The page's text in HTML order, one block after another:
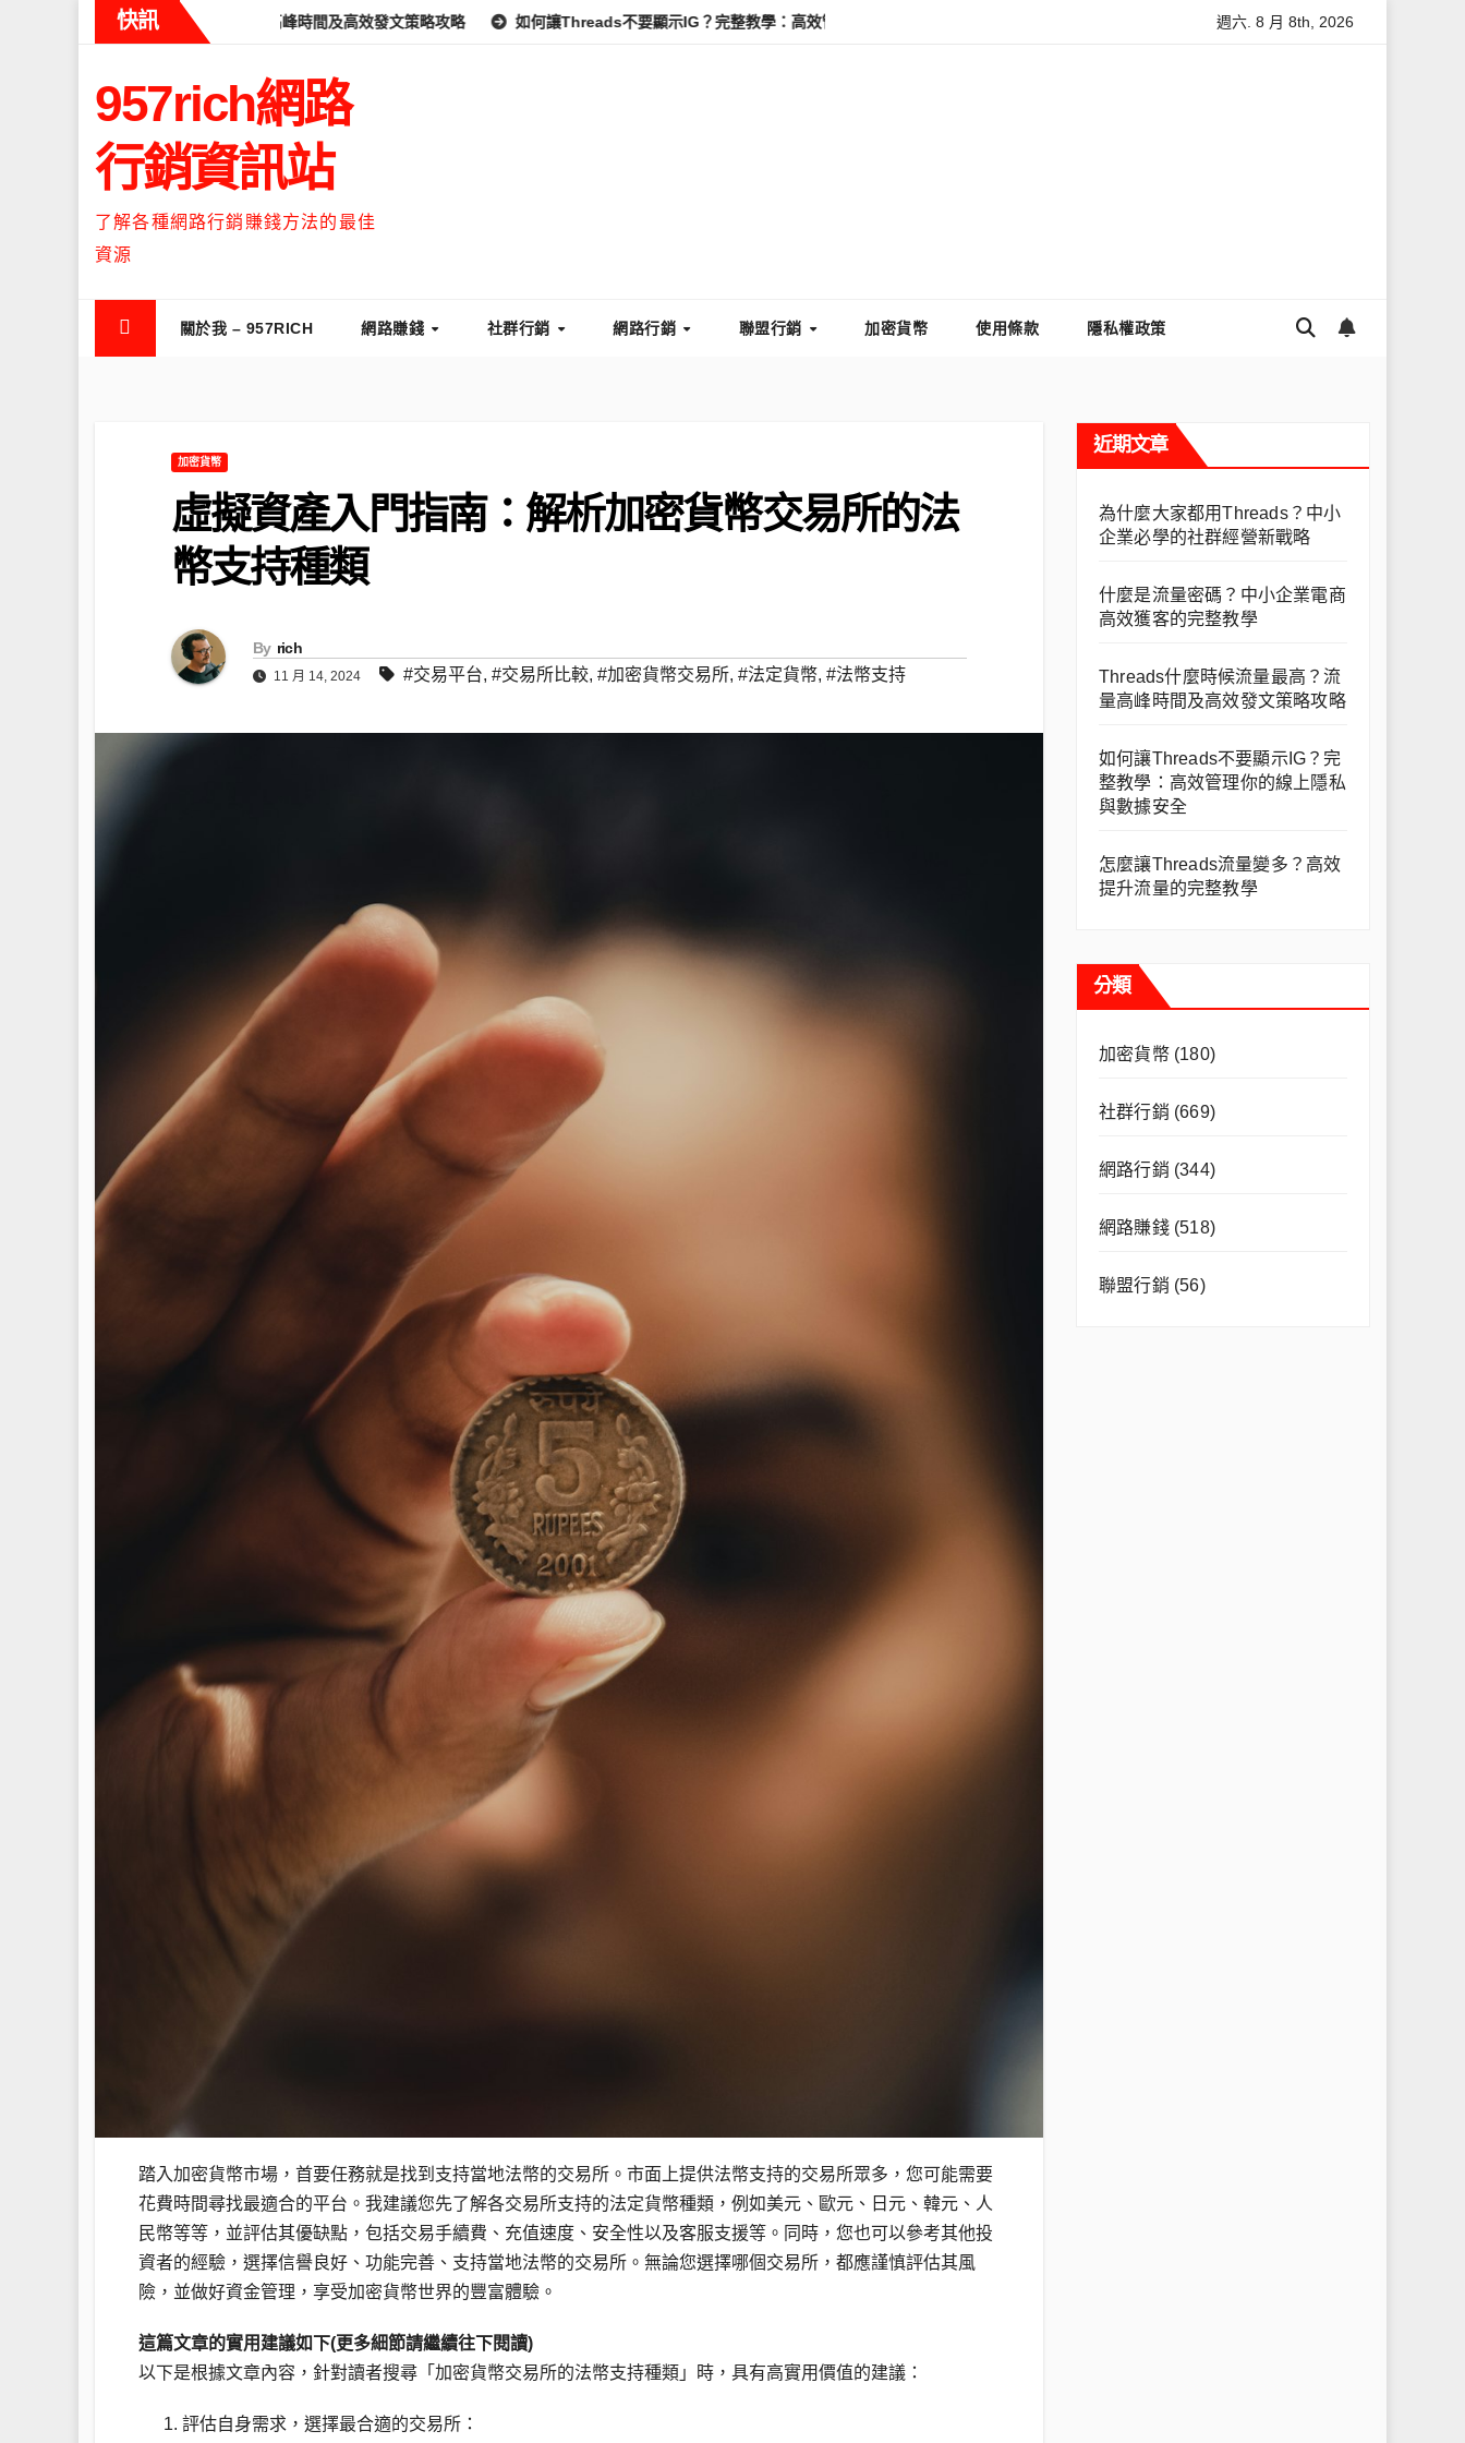
快訊
時候流量最高？流量高峰時間及高效發文策略攻略 如何讓Threads不要顯示IG？完整教學：高效管理你的線上隱私與數據安全 怎麼讓Threads流量變多？高效提升流量的完整教學
週六. 8 月 8th, 2026
957rich網路
行銷資訊站
了解各種網路行銷賺錢方法的最佳
資源
關於我 – 957RICH 網路賺錢 社群行銷 網路行銷 聯盟行銷 加密貨幣 使用條款 隱私權政策
加密貨幣
虛擬資產入門指南：解析加密貨幣交易所的法
幣支持種類
By rich
11 月 14, 2024 #交易平台, #交易所比較, #加密貨幣交易所, #法定貨幣, #法幣支持
踏入加密貨幣市場，首要任務就是找到支持當地法幣的交易所。市面上提供法幣支持的交易所眾多，您可能需要
花費時間尋找最適合的平台。我建議您先了解各交易所支持的法定貨幣種類，例如美元、歐元、日元、韓元、人
民幣等等，並評估其優缺點，包括交易手續費、充值速度、安全性以及客服支援等。同時，您也可以參考其他投
資者的經驗，選擇信譽良好、功能完善、支持當地法幣的交易所。無論您選擇哪個交易所，都應謹慎評估其風
險，並做好資金管理，享受加密貨幣世界的豐富體驗。
這篇文章的實用建議如下(更多細節請繼續往下閱讀)
以下是根據文章內容，針對讀者搜尋「加密貨幣交易所的法幣支持種類」時，具有高實用價值的建議：
評估自身需求，選擇最合適的交易所：
近期文章
為什麼大家都用Threads？中小
企業必學的社群經營新戰略
什麼是流量密碼？中小企業電商
高效獲客的完整教學
Threads什麼時候流量最高？流
量高峰時間及高效發文策略攻略
如何讓Threads不要顯示IG？完
整教學：高效管理你的線上隱私
與數據安全
怎麼讓Threads流量變多？高效
提升流量的完整教學
分類
加密貨幣(180)
社群行銷 (669)
網路行銷 (344)
網路賺錢(518)
聯盟行銷 (56)